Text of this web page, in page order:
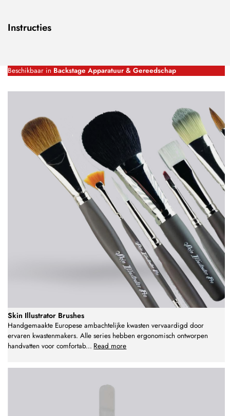
Instructies
Beschikbaar in Backstage Apparatuur & Gereedschap
Skin Illustrator Brushes
Handgemaakte Europese ambachtelijke kwasten vervaardigd door
ervaren kwastenmakers. Alle series hebben ergonomisch ontworpen
handvatten voor comfortab... Read more